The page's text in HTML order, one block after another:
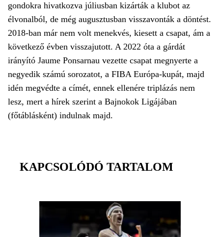
gondokra hivatkozva júliusban kizárták a klubot az
élvonalból, de még augusztusban visszavonták a döntést.
2018-ban már nem volt menekvés, kiesett a csapat, ám a
következő évben visszajutott. A 2022 óta a gárdát
irányító Jaume Ponsarnau vezette csapat megnyerte a
negyedik számú sorozatot, a FIBA Európa-kupát, majd
idén megvédte a címét, ennek ellenére triplázás nem
lesz, mert a hírek szerint a Bajnokok Ligájában
(főtáblásként) indulnak majd.
KAPCSOLÓDÓ TARTALOM